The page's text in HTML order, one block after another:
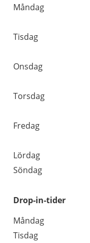
Dag
Öppettider
Kommentarer
Måndag
Tisdag
Onsdag
Torsdag
Fredag
Lördag
Söndag
Drop-in-tider
Måndag
Tisdag